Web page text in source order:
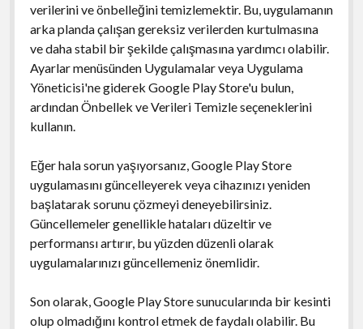
verilerini ve önbelleğini temizlemektir. Bu, uygulamanın
arka planda çalışan gereksiz verilerden kurtulmasına
ve daha stabil bir şekilde çalışmasına yardımcı olabilir.
Ayarlar menüsünden Uygulamalar veya Uygulama
Yöneticisi'ne giderek Google Play Store'u bulun,
ardından Önbellek ve Verileri Temizle seçeneklerini
kullanın.
Eğer hala sorun yaşıyorsanız, Google Play Store
uygulamasını güncelleyerek veya cihazınızı yeniden
başlatarak sorunu çözmeyi deneyebilirsiniz.
Güncellemeler genellikle hataları düzeltir ve
performansı artırır, bu yüzden düzenli olarak
uygulamalarınızı güncellemeniz önemlidir.
Son olarak, Google Play Store sunucularında bir kesinti
olup olmadığını kontrol etmek de faydalı olabilir. Bu